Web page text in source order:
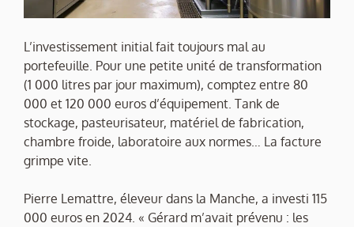
L’investissement initial fait toujours mal au
portefeuille. Pour une petite unité de transformation
(1 000 litres par jour maximum), comptez entre 80
000 et 120 000 euros d’équipement. Tank de
stockage, pasteurisateur, matériel de fabrication,
chambre froide, laboratoire aux normes… La facture
grimpe vite.
Pierre Lemattre, éleveur dans la Manche, a investi 115
000 euros en 2024. « Gérard m’avait prévenu : les